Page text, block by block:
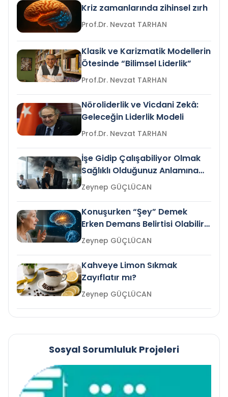
Kriz zamanlarında zihinsel zırh
Prof.Dr. Nevzat TARHAN
Klasik ve Karizmatik Modellerin
Ötesinde “Bilimsel Liderlik”
Prof.Dr. Nevzat TARHAN
Nöroliderlik ve Vicdani Zekâ:
Geleceğin Liderlik Modeli
Prof.Dr. Nevzat TARHAN
İşe Gidip Çalışabiliyor Olmak
Sağlıklı Olduğunuz Anlamına
Gelir mi?Zeynep GÜÇLÜCAN
Konuşurken “Şey” Demek
Erken Demans Belirtisi Olabilir
mi?
Zeynep GÜÇLÜCAN
Kahveye Limon Sıkmak
Zayıflatır mı?
Zeynep GÜÇLÜCAN
Sosyal Sorumluluk Projeleri